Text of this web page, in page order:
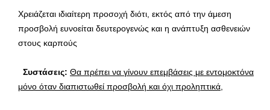
Χρειάζεται ιδιαίτερη προσοχή διότι, εκτός από την άμεση
προσβολή ευνοείται δευτερογενώς και η ανάπτυξη ασθενειών
στους καρπούς
Συστάσεις: Θα πρέπει να γίνουν επεμβάσεις με εντομοκτόνα
μόνο όταν διαπιστωθεί προσβολή και όχι προληπτικά,